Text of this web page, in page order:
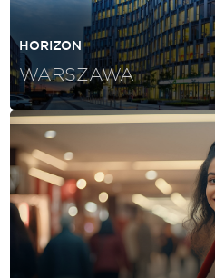
HORIZON
WARSZAWA